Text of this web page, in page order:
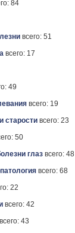
84
всего: 51
всего: 17
49
всего: 19
старости всего: 23
50
глаз всего: 48
всего: 68
22
всего: 42
всего: 43